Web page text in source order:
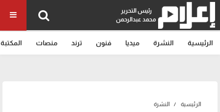
رئيس التحرير
محمد عبدالرحمن
الرئيسية النشرة ميديا فنون ترند منصات المكتبة
الرئيسية النشرة